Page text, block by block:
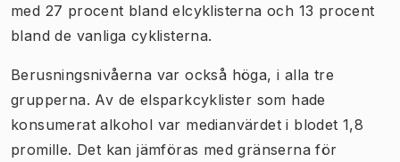
med 27 procent bland elcyklisterna och 13 procent
bland de vanliga cyklisterna.
Berusningsnivåerna var också höga, i alla tre
grupperna. Av de elsparkcyklister som hade
konsumerat alkohol var medianvärdet i blodet 1,8
promille. Det kan jämföras med gränserna för